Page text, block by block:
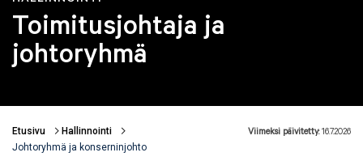
Toimitusjohtaja ja
johtoryhmä
Murupolku
Etusivu
Hallinnointi
Johtoryhmä ja konserninjohto
Viimeksi päivitetty:16.7.2026